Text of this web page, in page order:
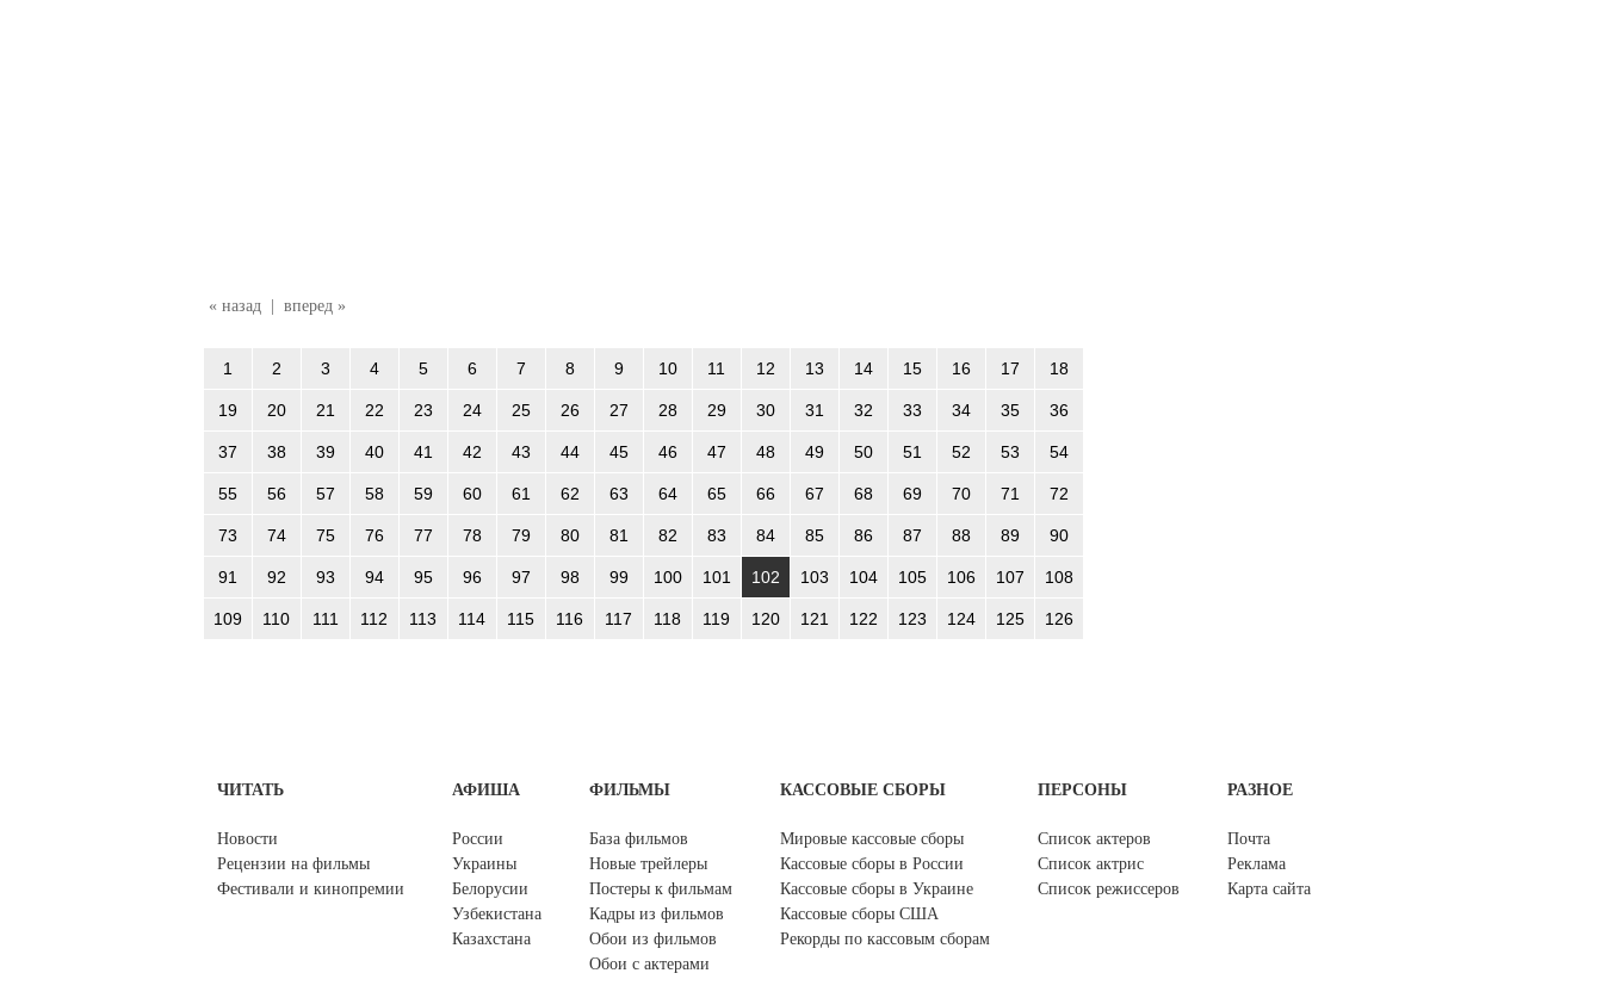
« назад вперед »
1 2 3 4 5 6 7 8 9 10 11 12 13 14 15 16 17 18
19 20 21 22 23 24 25 26 27 28 29 30 31 32 33 34 35 36
37 38 39 40 41 42 43 44 45 46 47 48 49 50 51 52 53 54
55 56 57 58 59 60 61 62 63 64 65 66 67 68 69 70 71 72
73 74 75 76 77 78 79 80 81 82 83 84 85 86 87 88 89 90
91 92 93 94 95 96 97 98 99 100 101 102 103 104 105 106 107 108
109 110 111 112 113 114 115 116 117 118 119 120 121 122 123 124 125 126
ЧИТАТЬ
Новости
Рецензии на фильмы
Фестивали и кинопремии
АФИША
России
Украины
Белорусии
Узбекистана
Казахстана
ФИЛЬМЫ
База фильмов
Новые трейлеры
Постеры к фильмам
Кадры из фильмов
Обои из фильмов
Обои с актерами
КАССОВЫЕ СБОРЫ
Мировые кассовые сборы
Кассовые сборы в России
Кассовые сборы в Украине
Кассовые сборы США
Рекорды по кассовым сборам
ПЕРСОНЫ
Список актеров
Список актрис
Список режиссеров
РАЗНОЕ
Почта
Реклама
Карта сайта